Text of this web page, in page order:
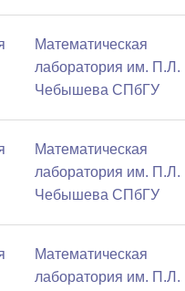
Математичеcкая
лаборатория им. П.Л.
Чебышева СПбГУ
Математичеcкая
лаборатория им. П.Л.
Чебышева СПбГУ
Математичеcкая
лаборатория им. П.Л.